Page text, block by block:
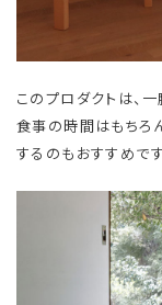
このプロダクトは、
食事の時間はもちろ
するのもおすすめです